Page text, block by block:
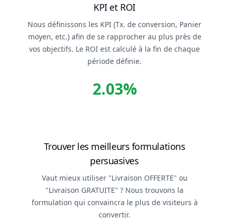
KPI et ROI
Nous définissons les KPI (Tx. de conversion, Panier
moyen, etc.) afin de se rapprocher au plus près de
vos objectifs. Le ROI est calculé à la fin de chaque
période définie.
2.03%
Trouver les meilleurs formulations
persuasives
Vaut mieux utiliser "Livraison OFFERTE" ou
"Livraison GRATUITE" ? Nous trouvons la
formulation qui convaincra le plus de visiteurs à
convertir.